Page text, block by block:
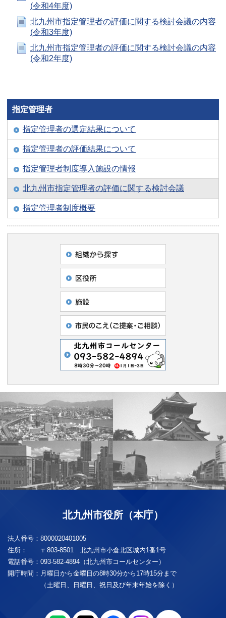
(令和4年度)
北九州市指定管理者の評価に関する検討会議の内容
(令和3年度)
北九州市指定管理者の評価に関する検討会議の内容
(令和2年度)
指定管理者
指定管理者の選定結果について
指定管理者の評価結果について
指定管理者制度導入施設の情報
北九州市指定管理者の評価に関する検討会議
指定管理者制度概要
北九州市役所（本庁）
法人番号： 8000020401005
住所：
〒803-8501 北九州市小倉北区城内1番1号
電話番号： 093-582-4894（北九州市コールセンター）
開庁時間： 月曜日から金曜日の8時30分から17時15分まで
（土曜日、日曜日、祝日及び年末年始を除く）